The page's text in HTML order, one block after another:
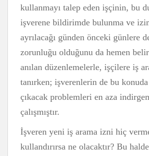
kullanmayı talep eden işçinin, bu
işverene bildirimde bulunma ve
ayrılacağı günden önceki günlere
zorunluğu olduğunu da hemen
anılan düzenlemelerle, işçilere iş
tanırken; işverenlerin de bu konuda
çıkacak problemleri en aza
çalışmıştır.
İşveren yeni iş arama izni hiç
kullandırırsa ne olacaktır? Bu